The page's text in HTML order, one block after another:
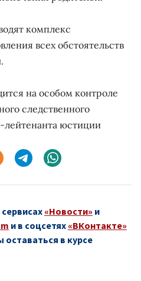
комплекс
всех обстоятельств
на особом контроле
следственного
лейтенанта юстиции
«Новости» и
и в соцсетях «ВКонтакте»
оставаться в курсе